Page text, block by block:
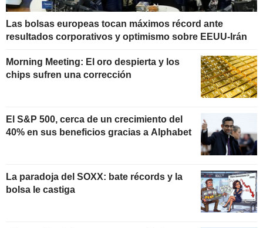
Las bolsas europeas tocan máximos récord ante
resultados corporativos y optimismo sobre EEUU-Irán
Morning Meeting: El oro despierta y los
chips sufren una corrección
El S&P 500, cerca de un crecimiento del
40% en sus beneficios gracias a Alphabet
La paradoja del SOXX: bate récords y la
bolsa le castiga